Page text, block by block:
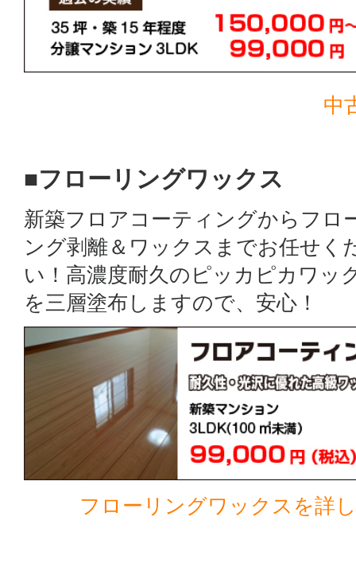
中
■フローリングワックス
新築フロアコーティングからフロ
ング剥離＆ワックスまでお任せく
い！高濃度耐久のピッカピカワッ
を三層塗布しますので、安心！
フローリングワックスを詳